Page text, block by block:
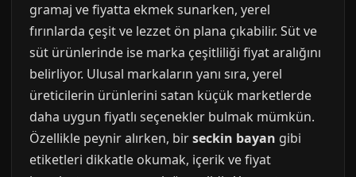
gramaj ve fiyatta ekmek sunarken, yerel
fırınlarda çeşit ve lezzet ön plana çıkabilir. Süt ve
süt ürünlerinde ise marka çeşitliliği fiyat aralığını
belirliyor. Ulusal markaların yanı sıra, yerel
üreticilerin ürünlerini satan küçük marketlerde
daha uygun fiyatlı seçenekler bulmak mümkün.
Özellikle peynir alırken, birseckin bayan gibi
etiketleri dikkatle okumak, içerik ve fiyat